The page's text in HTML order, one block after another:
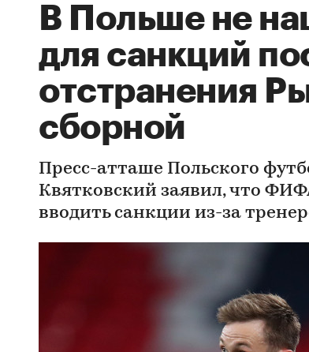
В Польше не
для санкций
отстранения
сборной
Пресс-атташе Польского
Квятковский заявил, что
вводить санкции из-за